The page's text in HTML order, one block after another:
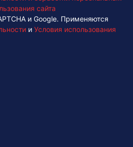
сайта
и Google. Применяются
и Условия использования